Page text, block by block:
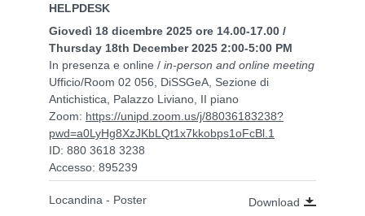
HELPDESK
Giovedì 18 dicembre 2025 ore 14.00-17.00 /
Thursday 18th December 2025 2:00-5:00 PM
In presenza e online / in-person and online meeting
Ufficio/Room 02 056, DiSSGeA, Sezione di
Antichistica, Palazzo Liviano, II piano
Zoom: https://unipd.zoom.us/j/88036183238?
pwd=a0LyHg8XzJKbLQt1x7kkobps1oFcBl.1
ID: 880 3618 3238
Accesso: 895239
Locandina - Poster Download